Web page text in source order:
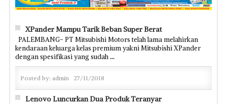
XPander Mampu Tarik Beban Super Berat
PALEMBANG- PT Mitsubishi Motors telah lama melahirkan
kendaraan keluarga kelas premium yakni Mitsubishi XPander
dengan spesifikasi yang sudah...
Posted by: admin 27/11/2018
Lenovo Luncurkan Dua Produk Teranyar